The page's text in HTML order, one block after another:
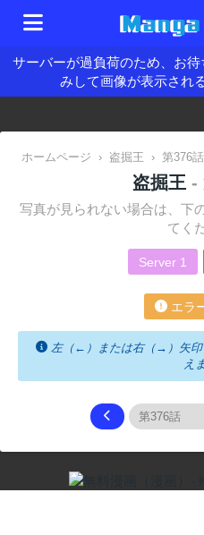
サーバーが過負荷のため、お
みして画像が表示され
ホームページ › 盗掘王 › 第376話
盗掘王 -
写真が見られない場合は、下
てく
Server 1
エラ
左（←）または右（→）矢印
え